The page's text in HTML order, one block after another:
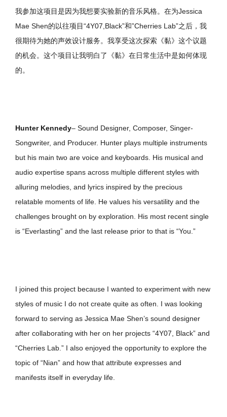
我参加这项目是因为我想要实验新的音乐风格。在为Jessica
Mae Shen的以往项目“4Y07,Black”和”Cherries Lab”之后，我
很期待为她的声效设计服务。我享受这次探索《黏》这个议题
的机会。这个项目让我明白了《黏》在日常生活中是如何体现
的。
Hunter Kennedy– Sound Designer, Composer, Singer-
Songwriter, and Producer. Hunter plays multiple instruments
but his main two are voice and keyboards. His musical and
audio expertise spans across multiple different styles with
alluring melodies, and lyrics inspired by the precious
relatable moments of life. He values his versatility and the
challenges brought on by exploration. His most recent single
is “Everlasting” and the last release prior to that is “You.”
I joined this project because I wanted to experiment with new
styles of music I do not create quite as often. I was looking
forward to serving as Jessica Mae Shen’s sound designer
after collaborating with her on her projects “4Y07, Black” and
“Cherries Lab.” I also enjoyed the opportunity to explore the
topic of “Nian” and how that attribute expresses and
manifests itself in everyday life.